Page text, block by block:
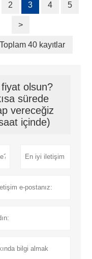
2 3 4 5
>
40 kayıtlar
olsun?
sürede
vereceğiz
içinde)